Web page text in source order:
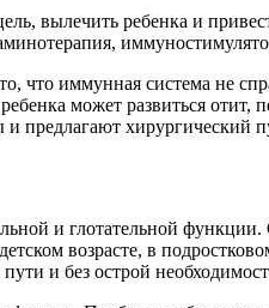
вылечить ребенка и
иммунная система не
может развиться
и предлагают хирургический
и глотательной
возрасте, в
и без острой